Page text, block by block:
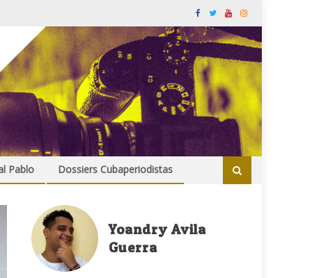
Pablo Dossiers Cubaperiodistas
Yoandry Avila
Guerra